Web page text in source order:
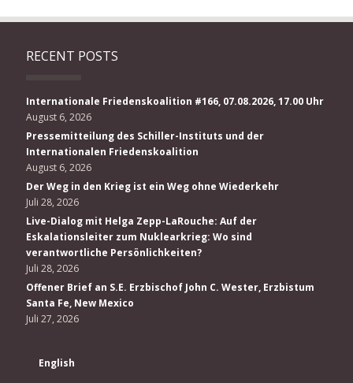
RECENT POSTS
Internationale Friedenskoalition #166, 07.08.2026, 17.00 Uhr
August 6, 2026
Pressemitteilung des Schiller-Instituts und der
Internationalen Friedenskoalition
August 6, 2026
Der Weg in den Krieg ist ein Weg ohne Wiederkehr
Juli 28, 2026
Live-Dialog mit Helga Zepp-LaRouche: Auf der
Eskalationsleiter zum Nuklearkrieg: Wo sind
verantwortliche Persönlichkeiten?
Juli 28, 2026
Offener Brief an S.E. Erzbischof John C. Wester, Erzbistum
Santa Fe, New Mexico
Juli 27, 2026
English